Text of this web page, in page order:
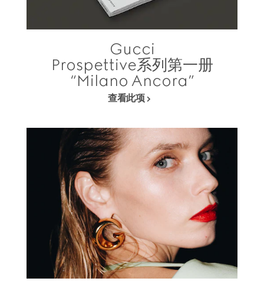
Gucci
Prospettive系列第一册
“Milano Ancora”
查看此项